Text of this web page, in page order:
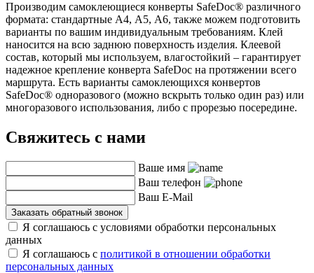
Производим самоклеющиеся конверты SafeDoc® различного
формата: стандартные А4, А5, А6, также можем подготовить
варианты по вашим индивидуальным требованиям. Клей
наносится на всю заднюю поверхность изделия. Клеевой
состав, который мы используем, влагостойкий – гарантирует
надежное крепление конверта SafeDoc на протяжении всего
маршрута. Есть варианты самоклеющихся конвертов
SafeDoc® одноразового (можно вскрыть только один раз) или
многоразового использования, либо с прорезью посередине.
Свяжитесь с нами
Ваше имя
Ваш телефон
Ваш E-Mail
Заказать обратный звонок
Я соглашаюсь с условиями обработки персональных
данных
Я соглашаюсь с политикой в отношении обработки
персональных данных